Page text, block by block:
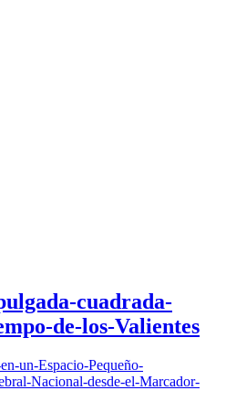
cuadrada-
de-los-Valientes